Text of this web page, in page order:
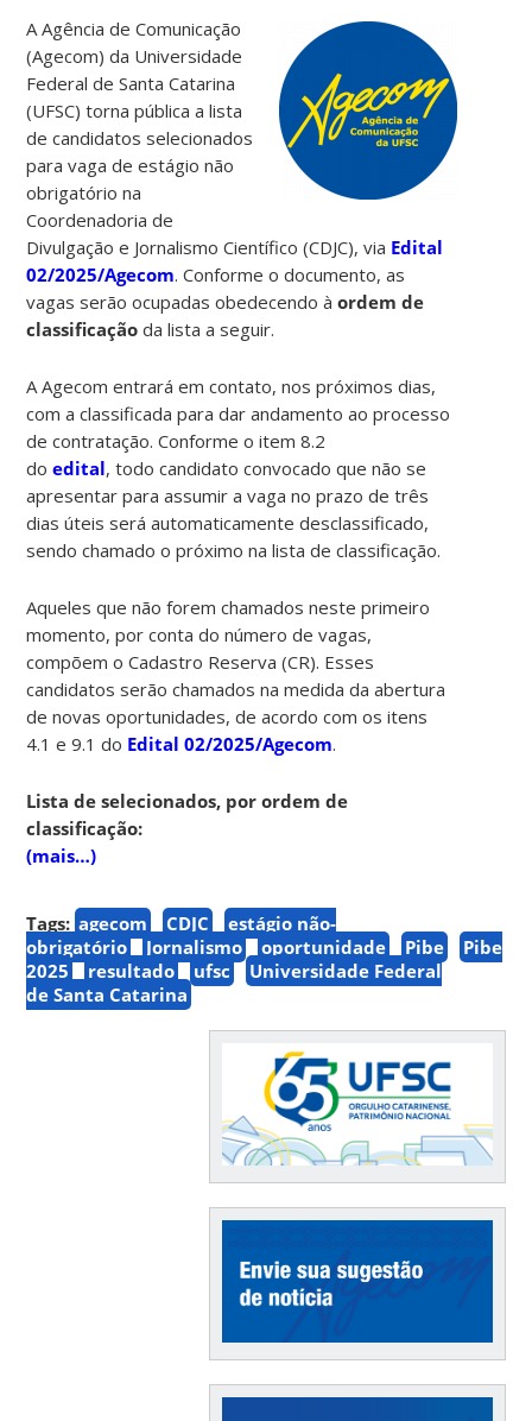
A Agência de Comunicação
(Agecom) da Universidade
Federal de Santa Catarina
(UFSC) torna pública a lista
de candidatos selecionados
para vaga de estágio não
obrigatório na
Coordenadoria de
Divulgação e Jornalismo Científico (CDJC), via Edital
02/2025/Agecom. Conforme o documento, as
vagas serão ocupadas obedecendo àordem de
classificação da lista a seguir.
A Agecom entrará em contato, nos próximos dias,
com a classificada para dar andamento ao processo
de contratação. Conforme o item 8.2
doedital, todo candidato convocado que não se
apresentar para assumir a vaga no prazo de três
dias úteis será automaticamente desclassificado,
sendo chamado o próximo na lista de classificação.
Aqueles que não forem chamados neste primeiro
momento, por conta do número de vagas,
compõem o Cadastro Reserva (CR). Esses
candidatos serão chamados na medida da abertura
de novas oportunidades, de acordo com os itens
4.1 e 9.1 do Edital 02/2025/Agecom.
Lista de selecionados, por ordem de
classificação:
(mais…)
Tags: agecom CDJC
estágio não-
obrigatório
Jornalismo oportunidade Pibe
Pibe
2025
resultado ufsc
Universidade Federal
de Santa Catarina